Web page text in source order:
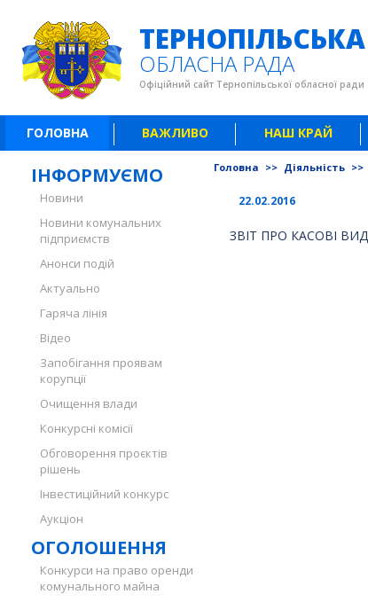
ТЕРНОПІЛЬСЬКА
ОБЛАСНА РАДА
Офіційний сайт Тернопільської обласної ради
ГОЛОВНА ВАЖЛИВО НАШ КРАЙ
ІНФОРМУЄМО
Новини
Новини комунальних
підприємств
Анонси подій
Актуально
Гаряча лінія
Відео
Запобігання проявам
корупції
Очищення влади
Конкурсні комісії
Обговорення проєктів
рішень
Інвестиційний конкурс
Аукціон
ОГОЛОШЕННЯ
Конкурси на право оренди
комунального майна
Головна >> Діяльність >>
22.02.2016
ЗВІТ ПРО КАСОВІ